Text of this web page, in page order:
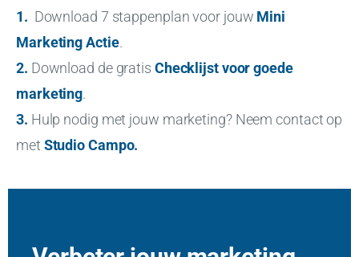
1. Download 7 stappenplan voor jouw Mini
Marketing Actie.
2. Download de gratis Checklijst voor goede
marketing.
3. Hulp nodig met jouw marketing? Neem contact op
met Studio Campo.